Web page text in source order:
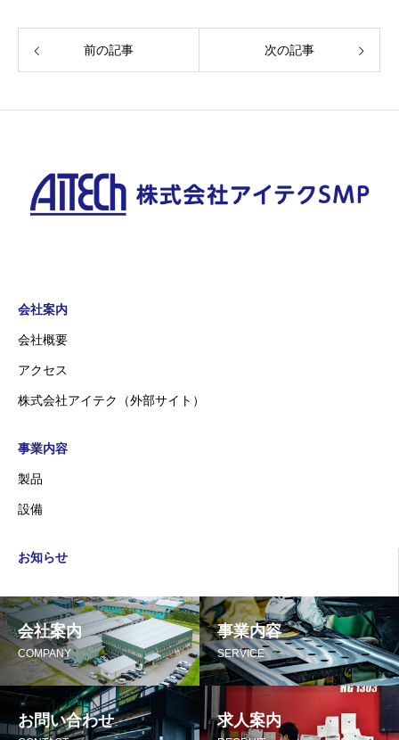
前の記事 次の記事
会社案内
会社概要
アクセス
株式会社アイテク（外部サイト）
事業内容
製品
設備
お知らせ
会社案内
COMPANY
事業内容
SERVICE
お問い合わせ 求人案内